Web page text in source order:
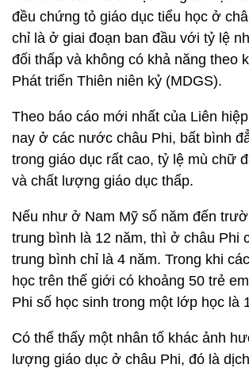
đều chứng tỏ giáo dục tiểu học ở
chỉ là ở giai đoạn ban đầu với tỷ lệ
đối thấp và không có khả năng theo
Phát triển Thiên niên kỷ (MDGS).
Theo báo cáo mới nhất của Liên
nay ở các nước châu Phi, bất bình
trong giáo dục rất cao, tỷ lệ mù chữ
và chất lượng giáo dục thấp.
Nếu như ở Nam Mỹ số năm đến
trung bình là 12 năm, thì ở châu Phi
trung bình chỉ là 4 năm. Trong khi
học trên thế giới có khoảng 50 trẻ
Phi số học sinh trong một lớp học là
Có thể thấy một nhân tố khác ảnh
lượng giáo dục ở châu Phi, đó là